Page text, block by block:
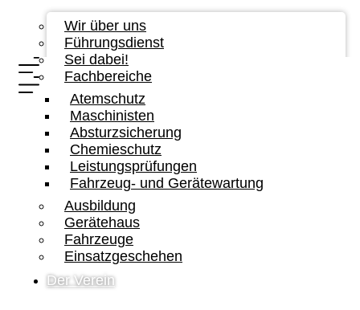
Wir über uns
Führungsdienst
Sei dabei!
Fachbereiche
Atemschutz
Maschinisten
Absturzsicherung
Chemieschutz
Leistungsprüfungen
Fahrzeug- und Gerätewartung
Ausbildung
Gerätehaus
Fahrzeuge
Einsatzgeschehen
Der Verein